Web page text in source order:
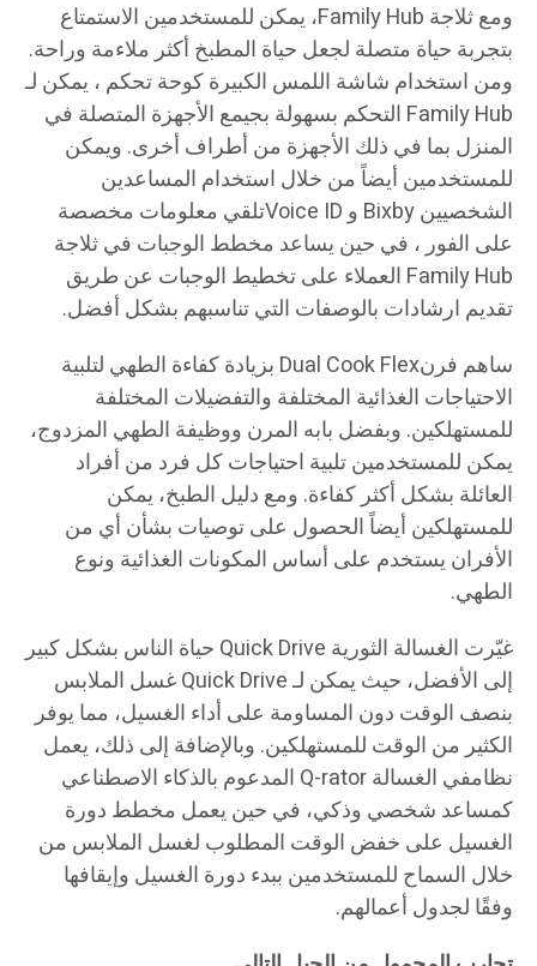
ومع ثلاجة Family Hub، يمكن للمستخدمين الاستمتاع
بتجربة حياة متصلة لجعل حياة المطبخ أكثر ملاءمة وراحة.
ومن استخدام شاشة اللمس الكبيرة كوحة تحكم ، يمكن لـ
Family Hub التحكم بسهولة بجيمع الأجهزة المتصلة في
المنزل بما في ذلك الأجهزة من أطراف أخرى. ويمكن
للمستخدمين أيضاً من خلال استخدام المساعدين
الشخصيين Bixby و Voice IDتلقي معلومات مخصصة
على الفور ، في حين يساعد مخطط الوجبات في ثلاجة
Family Hub العملاء على تخطيط الوجبات عن طريق
تقديم ارشادات بالوصفات التي تناسبهم بشكل أفضل.
ساهم فرنDual Cook Flex بزيادة كفاءة الطهي لتلبية
الاحتياجات الغذائية المختلفة والتفضيلات المختلفة
للمستهلكين. وبفضل بابه المرن ووظيفة الطهي المزدوج،
يمكن للمستخدمين تلبية احتياجات كل فرد من أفراد
العائلة بشكل أكثر كفاءة. ومع دليل الطبخ، يمكن
للمستهلكين أيضاً الحصول على توصيات بشأن أي من
الأفران يستخدم على أساس المكونات الغذائية ونوع
الطهي.
غيّرت الغسالة الثورية Quick Drive حياة الناس بشكل كبير
إلى الأفضل، حيث يمكن لـ Quick Drive غسل الملابس
بنصف الوقت دون المساومة على أداء الغسيل، مما يوفر
الكثير من الوقت للمستهلكين. وبالإضافة إلى ذلك، يعمل
نظامفي الغسالة Q-rator المدعوم بالذكاء الاصطناعي
كمساعد شخصي وذكي، في حين يعمل مخطط دورة
الغسيل على خفض الوقت المطلوب لغسل الملابس من
خلال السماح للمستخدمين ببدء دورة الغسيل وإيقافها
وفقًا لجدول أعمالهم.